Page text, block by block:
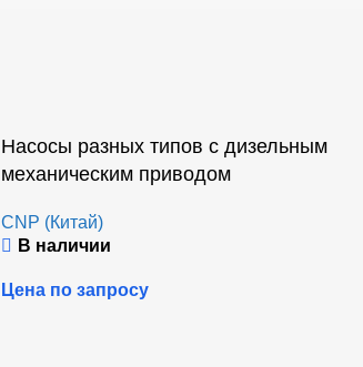
Насосы разных типов с дизельным
механическим приводом
CNP (Китай)
В наличии
Цена по запросу